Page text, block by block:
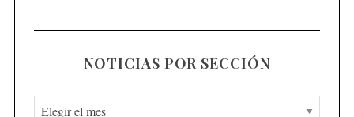
NOTICIAS POR SECCIÓN
N